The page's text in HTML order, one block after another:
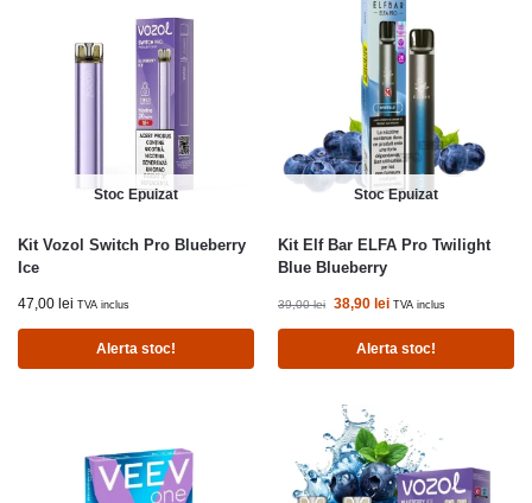
Stoc Epuizat
Kit Vozol Switch Pro Blueberry
Ice
47,00 lei TVA inclus
Alerta stoc!
Stoc Epuizat
Kit Elf Bar ELFA Pro Twilight
Blue Blueberry
39,00lei 38,90 lei TVA inclus
Alerta stoc!